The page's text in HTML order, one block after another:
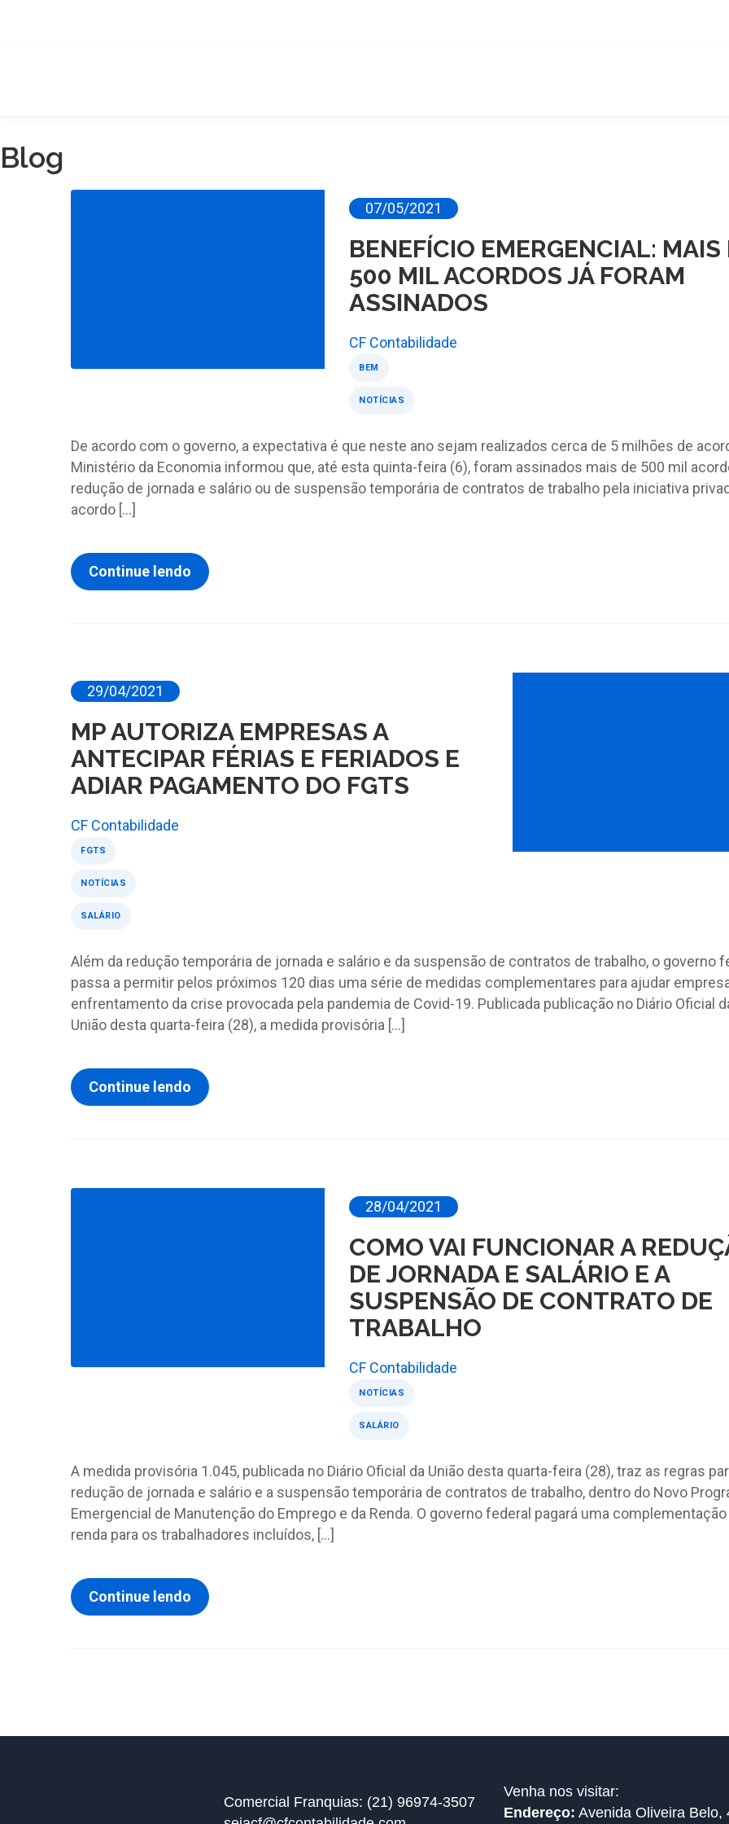
Blog
07/05/2021
BENEFÍCIO EMERGENCIAL: MAIS
500 MIL ACORDOS JÁ FORAM
ASSINADOS
CF Contabilidade
BEM
NOTÍCIAS
De acordo com o governo, a expectativa é que neste ano sejam realizados cerca de 5 milhões de
Ministério da Economia informou que, até esta quinta-feira (6), foram assinados mais de 500 mil
redução de jornada e salário ou de suspensão temporária de contratos de trabalho pela iniciativa
acordo […]
Continue lendo
29/04/2021
MP AUTORIZA EMPRESAS A
ANTECIPAR FÉRIAS E FERIADOS E
ADIAR PAGAMENTO DO FGTS
CF Contabilidade
FGTS
NOTÍCIAS
SALÁRIO
Além da redução temporária de jornada e salário e da suspensão de contratos de trabalho, o governo
passa a permitir pelos próximos 120 dias uma série de medidas complementares para ajudar
enfrentamento da crise provocada pela pandemia de Covid-19. Publicada publicação no Diário Oficial
União desta quarta-feira (28), a medida provisória […]
Continue lendo
28/04/2021
COMO VAI FUNCIONAR A
DE JORNADA E SALÁRIO E A
SUSPENSÃO DE CONTRATO DE
TRABALHO
CF Contabilidade
NOTÍCIAS
SALÁRIO
A medida provisória 1.045, publicada no Diário Oficial da União desta quarta-feira (28), traz as regras
redução de jornada e salário e a suspensão temporária de contratos de trabalho, dentro do Novo
Emergencial de Manutenção do Emprego e da Renda. O governo federal pagará uma
renda para os trabalhadores incluídos, […]
Continue lendo
Comercial Franquias: (21) 96974-3507
Venha nos visitar:
Endereço: Avenida Oliveira Belo,